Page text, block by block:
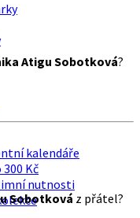
kalendáře
300 Kč
nutnosti
Atigu Sobotková?
Sobotková z přátel?